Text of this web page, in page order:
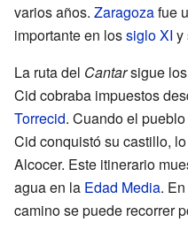
varios años. Zaragozafue
importante en lossiglo XI y
La ruta del Cantarsigue
Cid cobraba impuestos
Torrecid. Cuando el
Cid conquistó su castillo,
Alcocer. Este itinerario
agua en la Edad Media.
camino se puede recorrer